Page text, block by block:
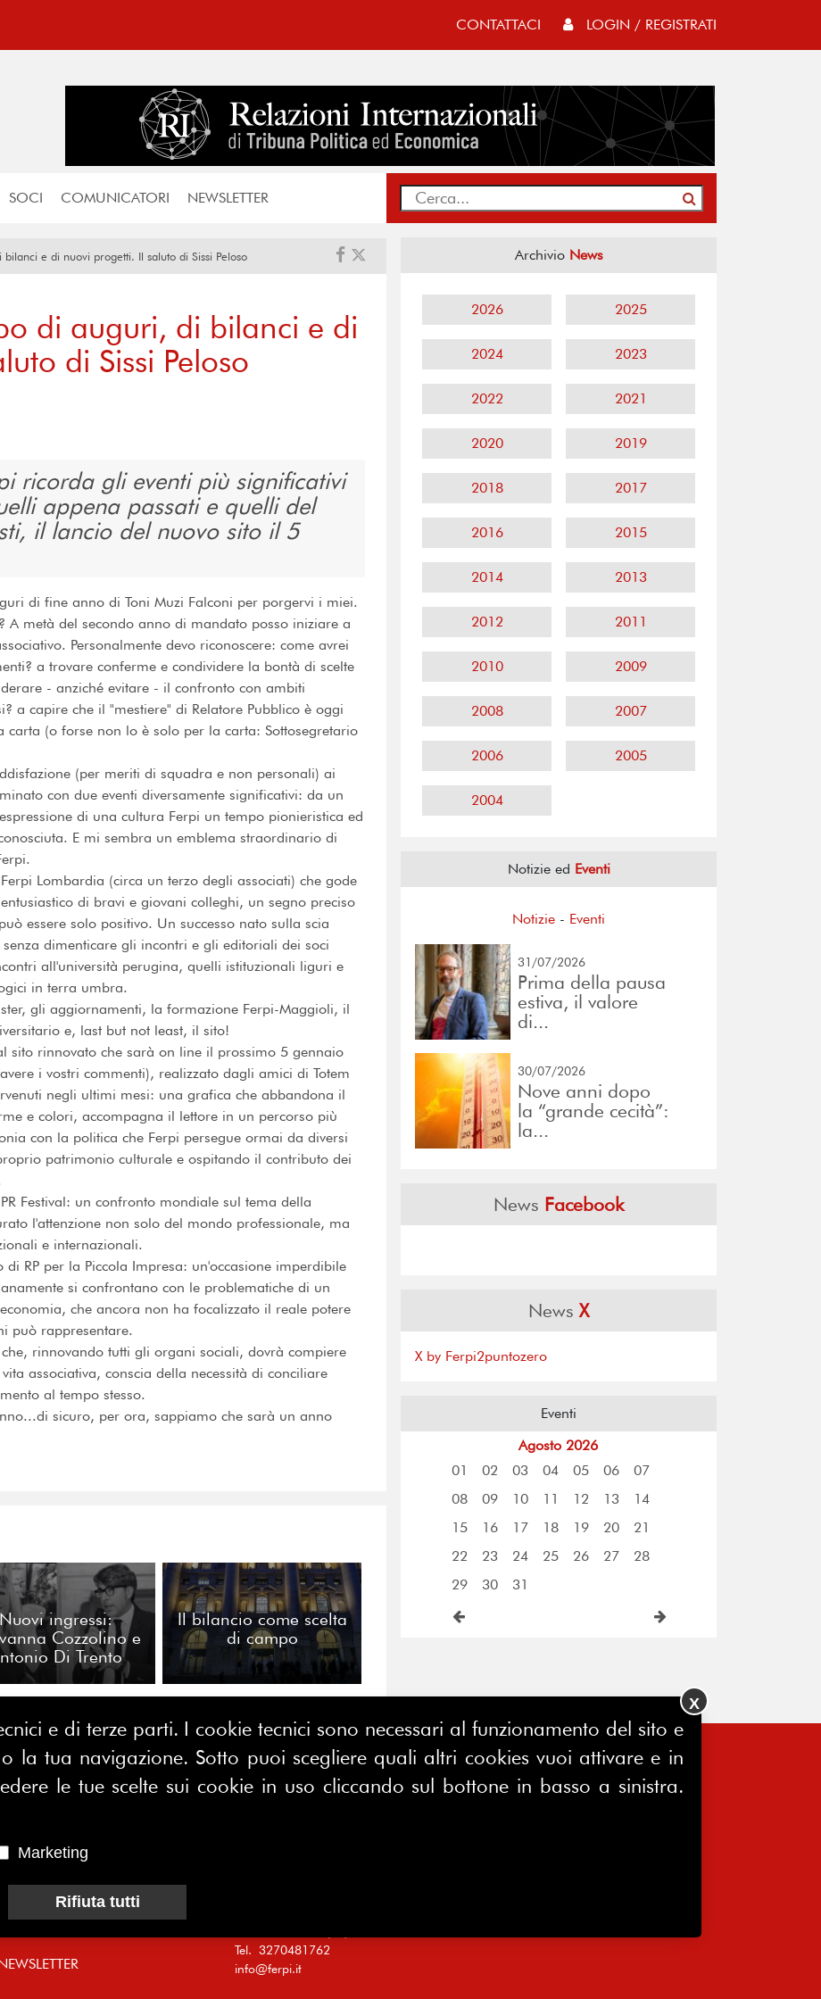
CONTATTACI LOGIN / REGISTRATI
SOCI COMUNICATORI NEWSLETTER
e di nuovi progetti. Il saluto di Sissi Peloso
di auguri, di bilanci e di
di Sissi Peloso
ricorda gli eventi più significativi
appena passati e quelli del
il lancio del nuovo sito il 5
di fine anno di Toni Muzi Falconi per porgervi i miei.
A metà del secondo anno di mandato posso iniziare a
Personalmente devo riconoscere: come avrei
a trovare conferme e condividere la bontà di scelte
- anziché evitare - il confronto con ambiti
a capire che il "mestiere" di Relatore Pubblico è oggi
(o forse non lo è solo per la carta: Sottosegretario
(per meriti di squadra e non personali) ai
con due eventi diversamente significativi: da un
di una cultura Ferpi un tempo pionieristica ed
E mi sembra un emblema straordinario di
Lombardia (circa un terzo degli associati) che gode
di bravi e giovani colleghi, un segno preciso
essere solo positivo. Un successo nato sulla scia
dimenticare gli incontri e gli editoriali dei soci
all'università perugina, quelli istituzionali liguri e
in terra umbra.
gli aggiornamenti, la formazione Ferpi-Maggioli, il
e, last but not least, il sito!
sito rinnovato che sarà on line il prossimo 5 gennaio
i vostri commenti), realizzato dagli amici di Totem
negli ultimi mesi: una grafica che abbandona il
e colori, accompagna il lettore in un percorso più
con la politica che Ferpi persegue ormai da diversi
patrimonio culturale e ospitando il contributo dei
Festival: un confronto mondiale sul tema della
l'attenzione non solo del mondo professionale, ma
e internazionali.
RP per la Piccola Impresa: un'occasione imperdibile
si confrontano con le problematiche di un
che ancora non ha focalizzato il reale potere
può rappresentare.
rinnovando tutti gli organi sociali, dovrà compiere
associativa, conscia della necessità di conciliare
al tempo stesso.
sicuro, per ora, sappiamo che sarà un anno
Nuovi ingressi:
Cozzolino e
Di Trento
Il bilancio come scelta
di campo
Archivio News
2026 2025
2024 2023
2022 2021
2020 2019
2018 2017
2016 2015
2014 2013
2012 2011
2010 2009
2008 2007
2006 2005
2004
Notizie ed Eventi
Notizie - Eventi
31/07/2026
Prima della pausa
estiva, il valore
di...
30/07/2026
Nove anni dopo
la “grande cecità”:
la...
News Facebook
NewsX
X by Ferpi2puntozero
Eventi
Agosto 2026
01
02 03 04 05 06
07
08
09 10 11 12 13
14
15
16 17 18 19 20
21
22
23 24 25 26 27
28
29
30 31
MAP CONTATTACI
FERPI - Federazione Relazioni
Pubbliche Italiana
Tel. 3270481762
info@ferpi.it
FERPINews
Registrazione Tribunale di Milano
e di terze parti. I cookie tecnici sono necessari al funzionamento del sito e
la tua navigazione. Sotto puoi scegliere quali altri cookies vuoi attivare e in
le tue scelte sui cookie in uso cliccando sul bottone in basso a sinistra.
Marketing
Rifiuta tutti
X